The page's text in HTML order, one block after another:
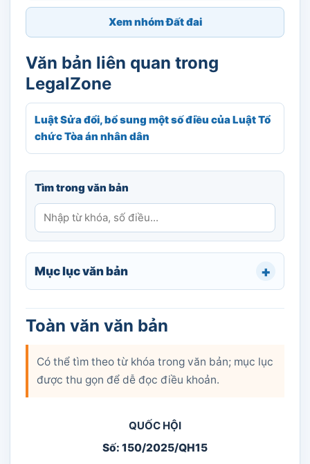
Xem nhóm Đất đai
Văn bản liên quan trong
LegalZone
Luật Sửa đổi, bổ sung một số điều của Luật Tổ
chức Tòa án nhân dân
Tìm trong văn bản
Mục lục văn bản
Toàn văn văn bản
Có thể tìm theo từ khóa trong văn bản; mục lục
được thu gọn để dễ đọc điều khoản.
QUỐC HỘI
Số: 150/2025/QH15